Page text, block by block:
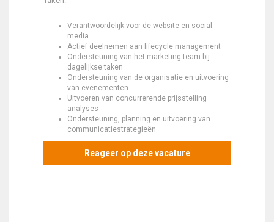
Verantwoordelijk voor de website en social
media
Actief deelnemen aan lifecycle management
Ondersteuning van het marketing team bij
dagelijkse taken
Ondersteuning van de organisatie en uitvoering
van evenementen
Uitvoeren van concurrerende prijsstelling
analyses
Ondersteuning, planning en uitvoering van
communicatiestrategieën
Reageer op deze vacature